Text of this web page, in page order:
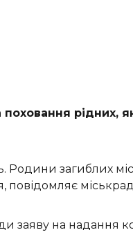
рідних,
загиблих
повідомляє
заяву на надання